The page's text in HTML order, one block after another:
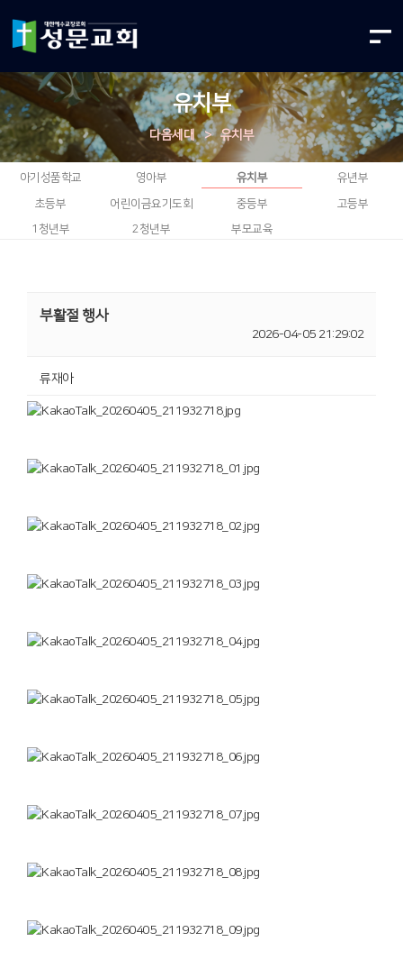
유치부
다음세대 > 유치부
아기성품학교 영아부 유치부 유년부
초등부 어린이금요기도회 중등부
고등부
1청년부
2청년부 부모교육
부활절 행사
2026-04-05 21:29:02
류재아